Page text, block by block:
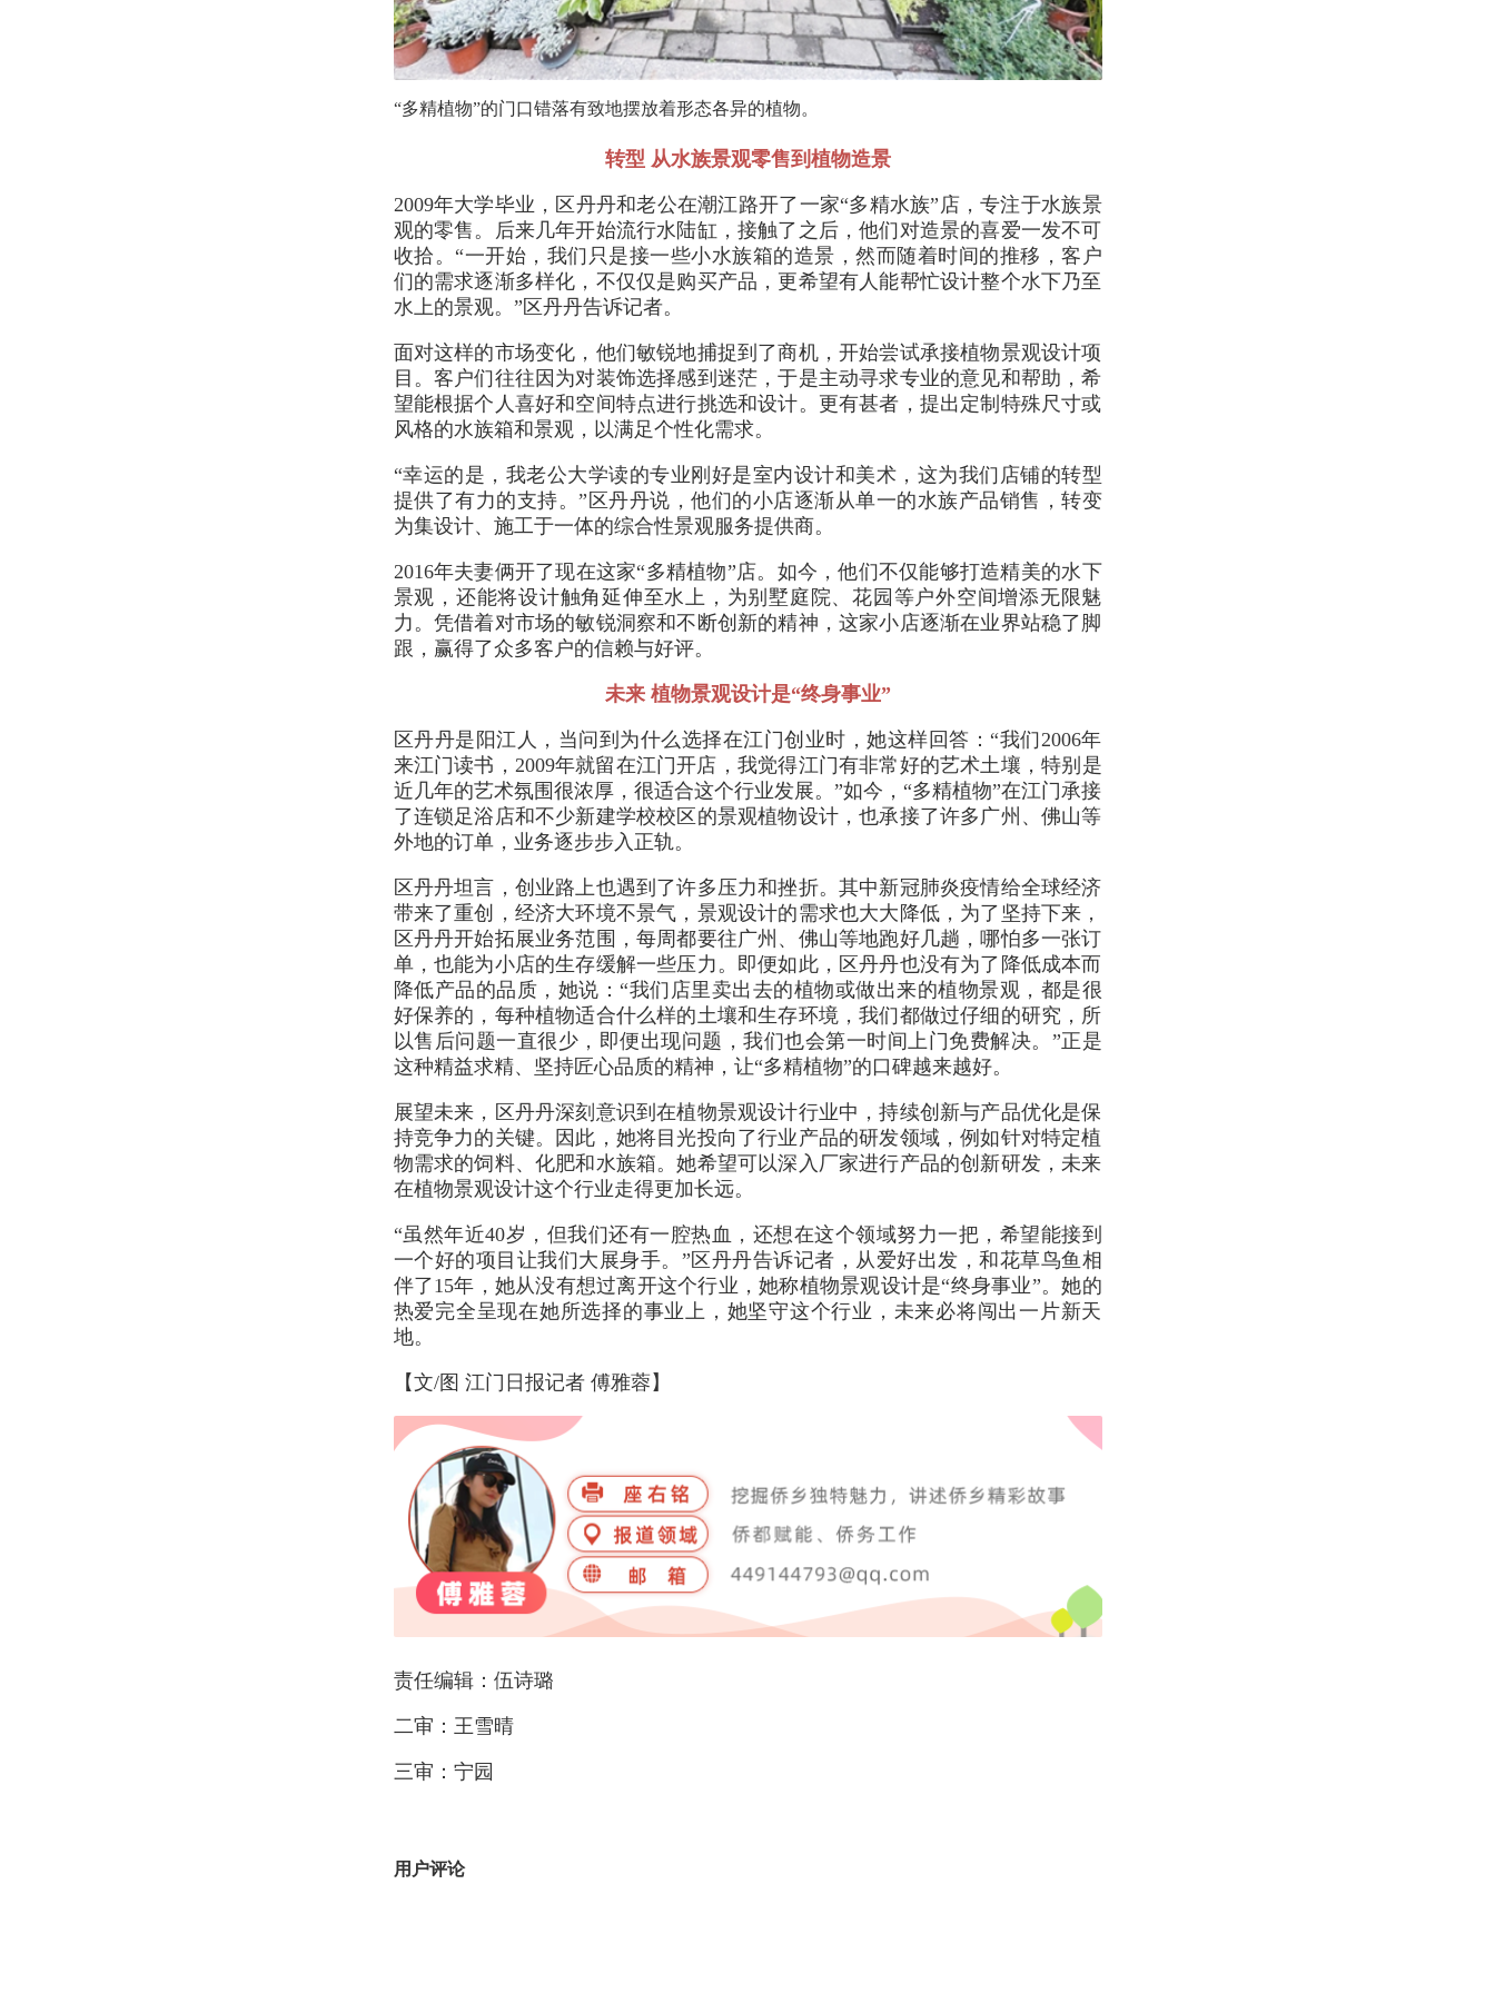
“多精植物”的门口错落有致地摆放着形态各异的植物。
转型 从水族景观零售到植物造景
2009年大学毕业，区丹丹和老公在潮江路开了一家“多精水族”店，专注于水族景
观的零售。后来几年开始流行水陆缸，接触了之后，他们对造景的喜爱一发不可
收拾。“一开始，我们只是接一些小水族箱的造景，然而随着时间的推移，客户
们的需求逐渐多样化，不仅仅是购买产品，更希望有人能帮忙设计整个水下乃至
水上的景观。”区丹丹告诉记者。
面对这样的市场变化，他们敏锐地捕捉到了商机，开始尝试承接植物景观设计项
目。客户们往往因为对装饰选择感到迷茫，于是主动寻求专业的意见和帮助，希
望能根据个人喜好和空间特点进行挑选和设计。更有甚者，提出定制特殊尺寸或
风格的水族箱和景观，以满足个性化需求。
“幸运的是，我老公大学读的专业刚好是室内设计和美术，这为我们店铺的转型
提供了有力的支持。”区丹丹说，他们的小店逐渐从单一的水族产品销售，转变
为集设计、施工于一体的综合性景观服务提供商。
2016年夫妻俩开了现在这家“多精植物”店。如今，他们不仅能够打造精美的水下
景观，还能将设计触角延伸至水上，为别墅庭院、花园等户外空间增添无限魅
力。凭借着对市场的敏锐洞察和不断创新的精神，这家小店逐渐在业界站稳了脚
跟，赢得了众多客户的信赖与好评。
未来 植物景观设计是“终身事业”
区丹丹是阳江人，当问到为什么选择在江门创业时，她这样回答：“我们2006年
来江门读书，2009年就留在江门开店，我觉得江门有非常好的艺术土壤，特别是
近几年的艺术氛围很浓厚，很适合这个行业发展。”如今，“多精植物”在江门承接
了连锁足浴店和不少新建学校校区的景观植物设计，也承接了许多广州、佛山等
外地的订单，业务逐步步入正轨。
区丹丹坦言，创业路上也遇到了许多压力和挫折。其中新冠肺炎疫情给全球经济
带来了重创，经济大环境不景气，景观设计的需求也大大降低，为了坚持下来，
区丹丹开始拓展业务范围，每周都要往广州、佛山等地跑好几趟，哪怕多一张订
单，也能为小店的生存缓解一些压力。即便如此，区丹丹也没有为了降低成本而
降低产品的品质，她说：“我们店里卖出去的植物或做出来的植物景观，都是很
好保养的，每种植物适合什么样的土壤和生存环境，我们都做过仔细的研究，所
以售后问题一直很少，即便出现问题，我们也会第一时间上门免费解决。”正是
这种精益求精、坚持匠心品质的精神，让“多精植物”的口碑越来越好。
展望未来，区丹丹深刻意识到在植物景观设计行业中，持续创新与产品优化是保
持竞争力的关键。因此，她将目光投向了行业产品的研发领域，例如针对特定植
物需求的饲料、化肥和水族箱。她希望可以深入厂家进行产品的创新研发，未来
在植物景观设计这个行业走得更加长远。
“虽然年近40岁，但我们还有一腔热血，还想在这个领域努力一把，希望能接到
一个好的项目让我们大展身手。”区丹丹告诉记者，从爱好出发，和花草鸟鱼相
伴了15年，她从没有想过离开这个行业，她称植物景观设计是“终身事业”。她的
热爱完全呈现在她所选择的事业上，她坚守这个行业，未来必将闯出一片新天
地。
【文/图 江门日报记者 傅雅蓉】
责任编辑：伍诗璐
二审：王雪晴
三审：宁园
用户评论